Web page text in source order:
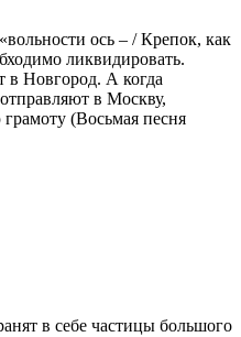
ось – / Крепок, как
ликвидировать.
в Новгород. А когда
в Москву,
(Восьмая песня
в себе частицы большого